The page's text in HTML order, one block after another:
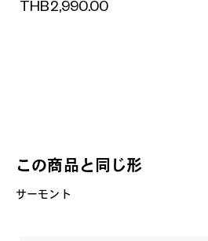
THB2,990.00
この商品と同じ形
サーモント